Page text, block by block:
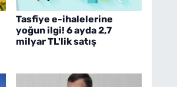
Tasfiye e-ihalelerine
yoğun ilgi! 6 ayda 2,7
milyar TL'lik satış